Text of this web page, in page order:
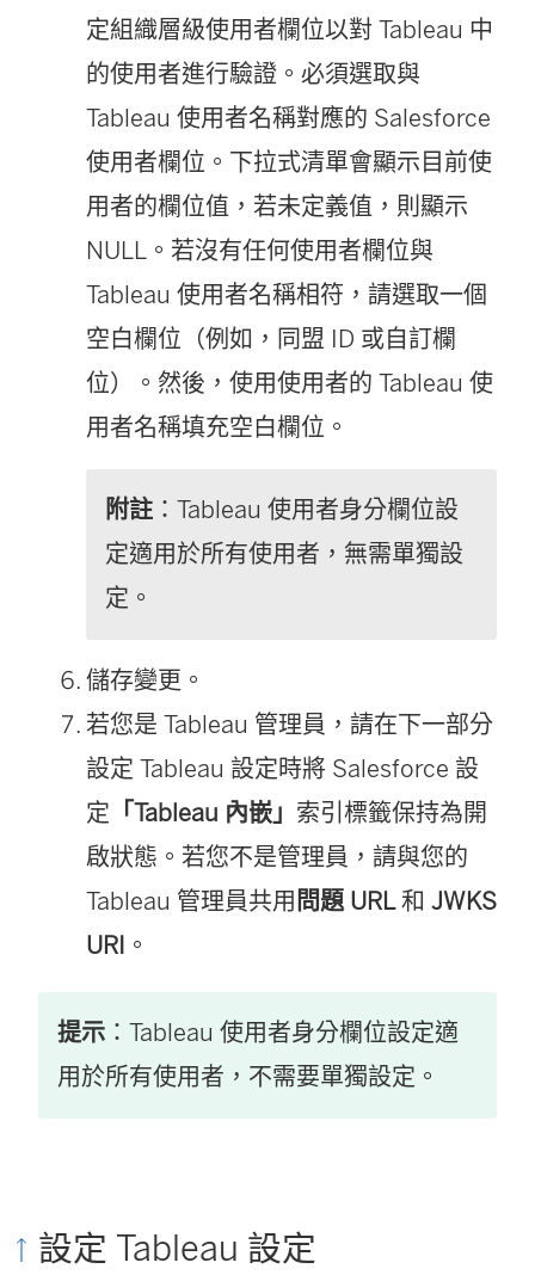
定組織層級使用者欄位以對 Tableau 中
的使用者進行驗證。必須選取與
Tableau 使用者名稱對應的 Salesforce
使用者欄位。下拉式清單會顯示目前使
用者的欄位值，若未定義值，則顯示
NULL。若沒有任何使用者欄位與
Tableau 使用者名稱相符，請選取一個
空白欄位（例如，同盟 ID 或自訂欄
位）。然後，使用使用者的 Tableau 使
用者名稱填充空白欄位。
附註 ：Tableau 使用者身分欄位設
定適用於所有使用者，無需單獨設
定。
儲存變更。
若您是 Tableau 管理員，請在下一部分
設定 Tableau 設定時將 Salesforce 設
定 「Tableau 內嵌」 索引標籤保持為開
啟狀態。若您不是管理員，請與您的
Tableau 管理員共用 問題 URL和 JWKS
URI 。
提示 ：Tableau 使用者身分欄位設定適
用於所有使用者，不需要單獨設定。
設定 Tableau 設定